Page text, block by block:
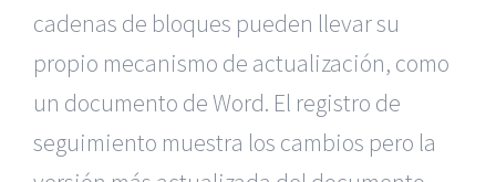
cadenas de bloques pueden llevar su
propio mecanismo de actualización, como
un documento de Word. El registro de
seguimiento muestra los cambios pero la